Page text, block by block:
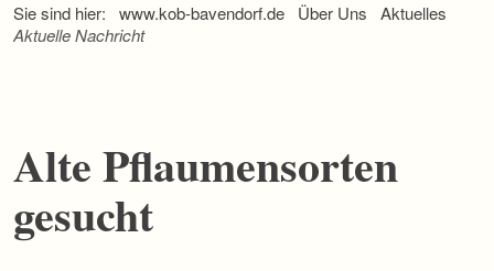
g
a
e
s
p
Sie sind hier: www.kob-bavendorf.de Über Uns
Aktuelles
Aktuelle Nachricht
Alte Pflaumensorten
gesucht